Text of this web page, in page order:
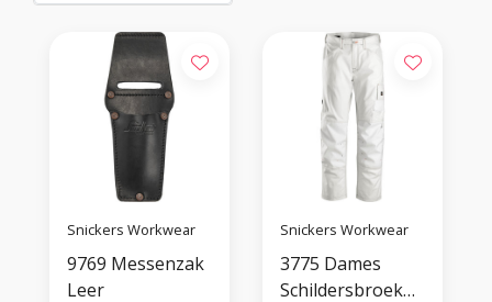
Snickers Workwear
9769 Messenzak
Leer
Snickers Workwear
3775 Dames
Schildersbroek